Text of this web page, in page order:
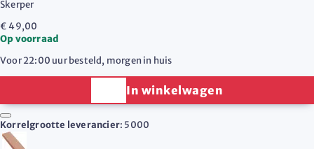
Skerper
€ 49,00
Op voorraad
Voor 22:00 uur besteld, morgen in huis
In winkelwagen
Korrelgrootte leverancier: 5000